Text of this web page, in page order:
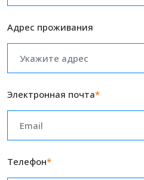
Адрес проживания
Электронная почта*
Телефон*